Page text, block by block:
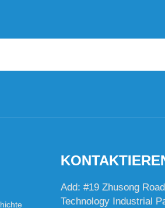
Add: #19 Zhusong
Technology Industrial